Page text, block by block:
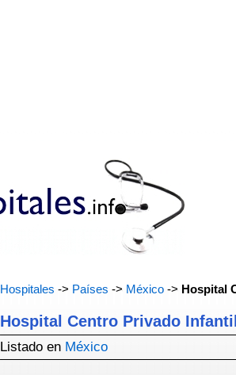
Hospitales -> Países -> México -> Hospital
Hospital Centro Privado
Listado en México